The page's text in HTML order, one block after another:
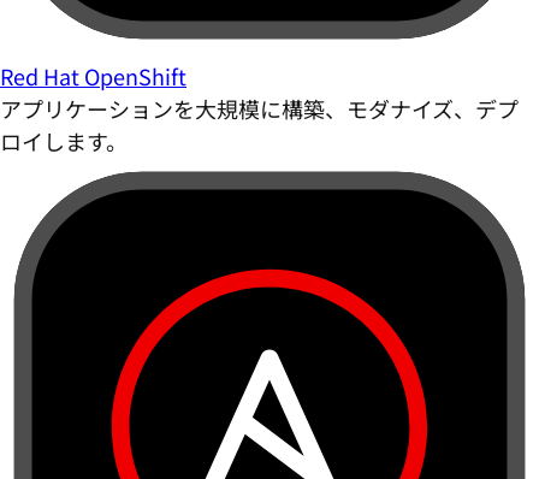
Red Hat OpenShift
アプリケーションを大規模に構築、モダナイズ、デプ
ロイします。